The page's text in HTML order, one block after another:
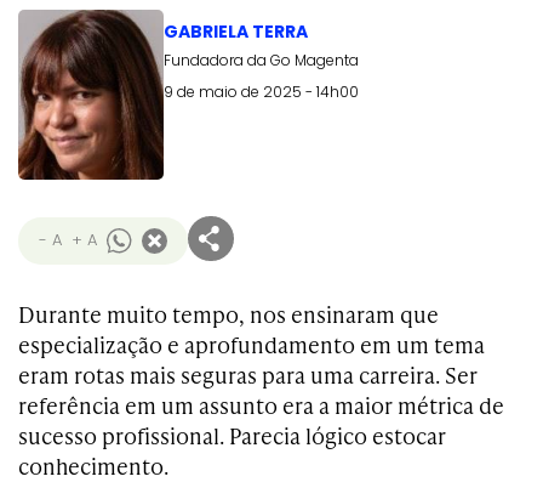
GABRIELA TERRA
Fundadora da Go Magenta
9 de maio de 2025 - 14h00
- A + A
Durante muito tempo, nos ensinaram que
especialização e aprofundamento em um tema
eram rotas mais seguras para uma carreira. Ser
referência em um assunto era a maior métrica de
sucesso profissional. Parecia lógico estocar
conhecimento.